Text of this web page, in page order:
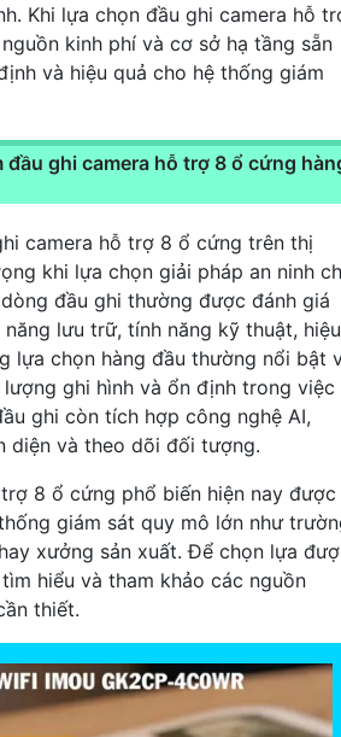
Khi lựa chọn đầu ghi camera hỗ
kinh phí và cơ sở hạ tầng sẵn
và hiệu quả cho hệ thống giám
đầu ghi camera hỗ trợ 8 ổ cứng
camera hỗ trợ 8 ổ cứng trên thị
khi lựa chọn giải pháp an ninh
đầu ghi thường được đánh giá
lưu trữ, tính năng kỹ thuật, hiệu
lựa chọn hàng đầu thường nổi bật
ghi hình và ổn định trong việc
ghi còn tích hợp công nghệ AI,
diện và theo dõi đối tượng.
8 ổ cứng phổ biến hiện nay được
giám sát quy mô lớn như
xưởng sản xuất. Để chọn lựa
hiểu và tham khảo các nguồn
thiết.